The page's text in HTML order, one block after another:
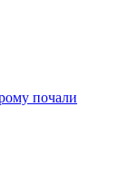
почали